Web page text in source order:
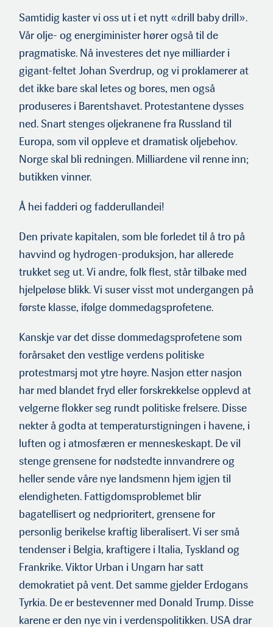
Samtidig kaster vi oss ut i et nytt «drill baby drill».
Vår olje- og energiminister hører også til de
pragmatiske. Nå investeres det nye milliarder i
gigant-feltet Johan Sverdrup, og vi proklamerer at
det ikke bare skal letes og bores, men også
produseres i Barentshavet. Protestantene dysses
ned. Snart stenges oljekranene fra Russland til
Europa, som vil oppleve et dramatisk oljebehov.
Norge skal bli redningen. Milliardene vil renne inn;
butikken vinner.
Å hei fadderi og fadderullandei!
Den private kapitalen, som ble forledet til å tro på
havvind og hydrogen-produksjon, har allerede
trukket seg ut. Vi andre, folk flest, står tilbake med
hjelpeløse blikk. Vi suser visst mot undergangen på
første klasse, ifølge dommedagsprofetene.
Kanskje var det disse dommedagsprofetene som
forårsaket den vestlige verdens politiske
protestmarsj mot ytre høyre. Nasjon etter nasjon
har med blandet fryd eller forskrekkelse opplevd at
velgerne flokker seg rundt politiske frelsere. Disse
nekter å godta at temperaturstigningen i havene, i
luften og i atmosfæren er menneskeskapt. De vil
stenge grensene for nødstedte innvandrere og
heller sende våre nye landsmenn hjem igjen til
elendigheten. Fattigdomsproblemet blir
bagatellisert og nedprioritert, grensene for
personlig berikelse kraftig liberalisert. Vi ser små
tendenser i Belgia, kraftigere i Italia, Tyskland og
Frankrike. Viktor Urban i Ungarn har satt
demokratiet på vent. Det samme gjelder Erdogans
Tyrkia. De er bestevenner med Donald Trump. Disse
karene er den nye vin i verdenspolitikken. USA drar